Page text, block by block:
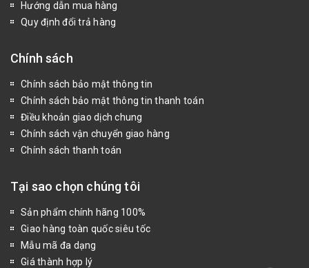
Hướng dẫn mua hàng
Quy định đổi trả hàng
Chính sách
Chính sách bảo mật thông tin
Chính sách bảo mật thông tin thanh toán
Điều khoản giao dịch chung
Chính sách vận chuyển giao hàng
Chính sách thanh toán
Tại sao chọn chúng tôi
Sản phẩm chính hãng 100%
Giao hàng toàn quốc siêu tốc
Mẫu mã đa dạng
Giá thành hợp lý